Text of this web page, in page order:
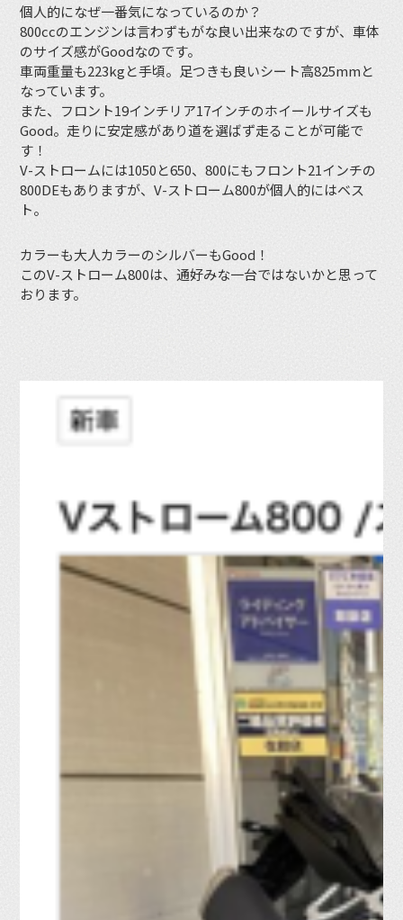
個人的になぜ一番気になっているのか？
800ccのエンジンは言わずもがな良い出来なのですが、車体
のサイズ感がGoodなのです。
車両重量も223kgと手頃。足つきも良いシート高825mmと
なっています。
また、フロント19インチリア17インチのホイールサイズも
Good。走りに安定感があり道を選ばず走ることが可能で
す！
V-ストロームには1050と650、800にもフロント21インチの
800DEもありますが、V-ストローム800が個人的にはベス
ト。
カラーも大人カラーのシルバーもGood！
このV-ストローム800は、通好みな一台ではないかと思って
おります。